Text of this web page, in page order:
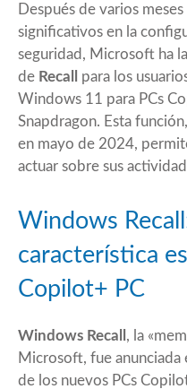
Después de varios
significativos en la
seguridad, Microsoft ha
de Recall
para los
Windows 11 para PCs
Snapdragon. Esta
en mayo de 2024,
actuar sobre sus
Windows
característica
Copilot+ PC
Windows Recall , la
Microsoft, fue
de los nuevos PCs